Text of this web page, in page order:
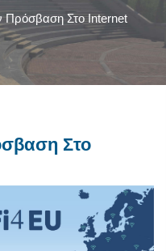
Στο Internet
Στο